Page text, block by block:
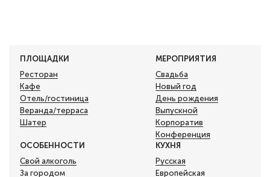
ПЛОЩАДКИ
Ресторан
Кафе
Отель/гостиница
Веранда/терраса
Шатер
МЕРОПРИЯТИЯ
Свадьба
Новый год
День рождения
Выпускной
Корпоратив
Конференция
ОСОБЕННОСТИ
Свой алкоголь
За городом
КУХНЯ
Русская
Европейская